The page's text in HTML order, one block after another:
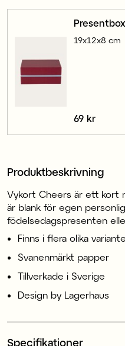
19x12x8 cm
Pris:
69 kr
Produktbeskrivning
Vykort Cheers är ett kort
är blank för egen
födelsedagspresenten
Finns i flera olika
Svanenmärkt papper
Tillverkade i Sverige
Design by Lagerhaus
Specifikationer